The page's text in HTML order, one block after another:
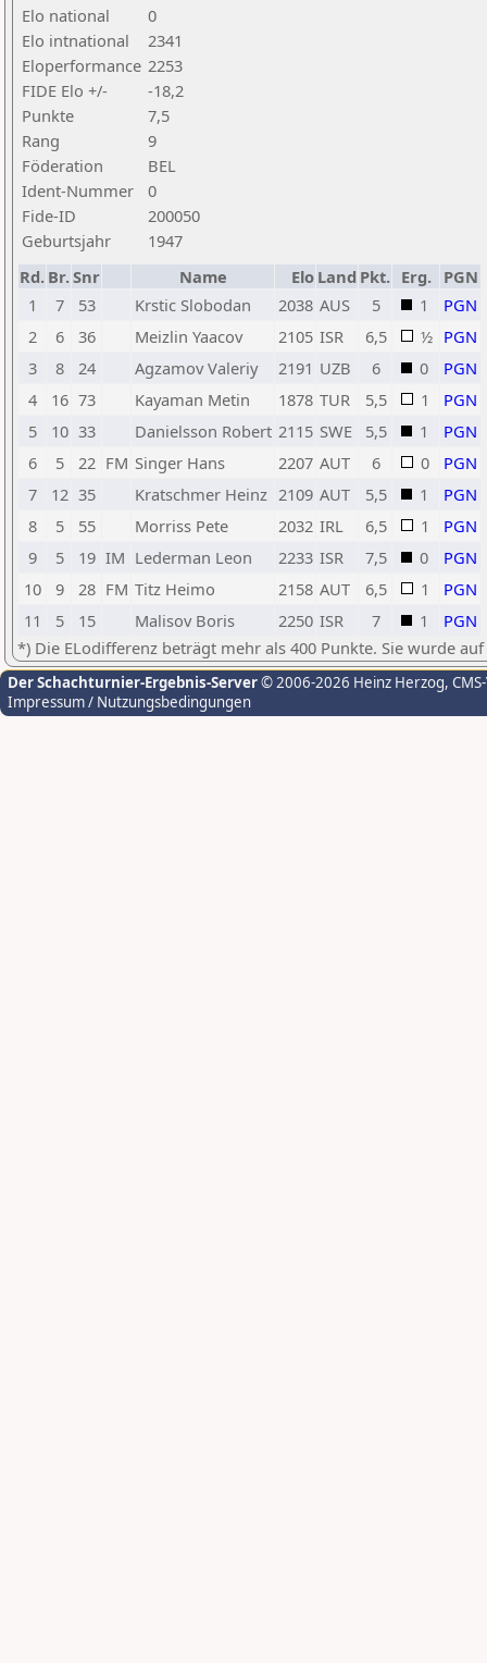
Elo national
0
Elo intnational
2341
Eloperformance 2253
FIDE Elo +/-
-18,2
Punkte
7,5
Rang
9
Föderation
BEL
Ident-Nummer
0
Fide-ID
200050
Geburtsjahr
1947
Rd. Br.Snr Name Elo Land Pkt. Erg.
PGN
1
7 53 Krstic Slobodan 2038 AUS 5 1
PGN
2
6 36 Meizlin Yaacov 2105 ISR 6,5 ½ PGN
3
8 24 Agzamov Valeriy 2191 UZB 6 0
PGN
4
16 73 Kayaman Metin 1878 TUR 5,5 1
PGN
5
10 33 Danielsson Robert 2115 SWE 5,5 1
PGN
6
5 22 FM Singer Hans 2207 AUT 6 0
PGN
7
12 35 Kratschmer Heinz 2109 AUT 5,5 1
PGN
8
5 55 Morriss Pete 2032 IRL 6,5 1
PGN
9
5 19 IM Lederman Leon 2233 ISR 7,5 0
PGN
10
9 28 FM Titz Heimo 2158 AUT 6,5 1
PGN
11
5 15 Malisov Boris 2250 ISR 7 1
PGN
*) Die ELodifferenz beträgt mehr als 400 Punkte. Sie wurde
Der Schachturnier-Ergebnis-Server© 2006-2026 Heinz Herzog,
Impressum / Nutzungsbedingungen